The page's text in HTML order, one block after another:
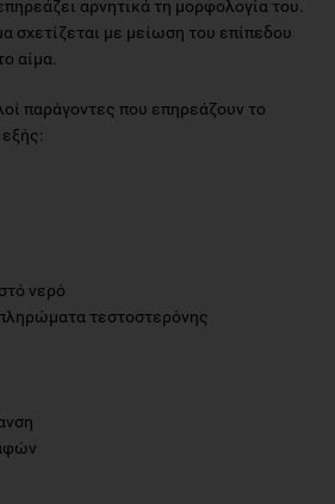
αρνητικά τη μορφολογία του.
σχετίζεται με μείωση του επίπεδου
αίμα.
παράγοντες που επηρεάζουν το
εξής:
νερό
τεστοστερόνης